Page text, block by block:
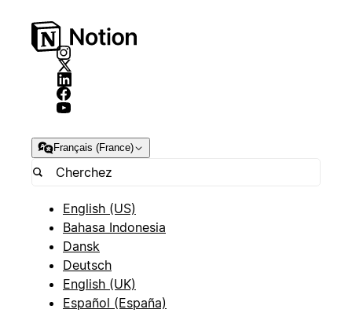
Français (France)
English (US)
Bahasa Indonesia
Dansk
Deutsch
English (UK)
Español (España)